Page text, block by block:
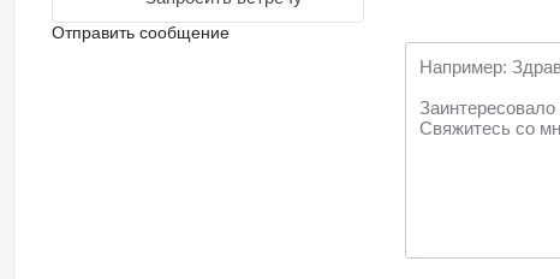
Отправить сообщение